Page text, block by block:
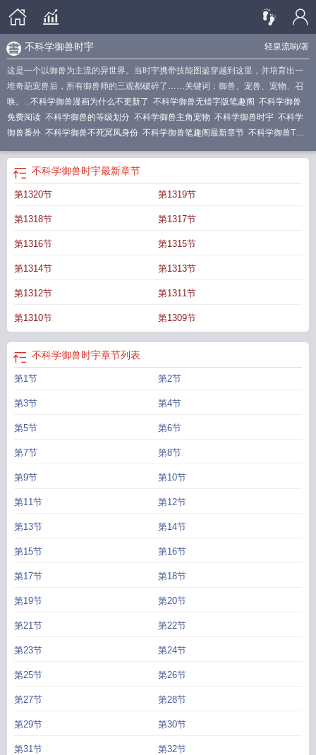
轻泉流响/著
不科学御兽时宇
这是一个以御兽为主流的异世界。当时宇携带技能图鉴穿越到这里，并培育出一
堆奇葩宠兽后，所有御兽师的三观都破碎了……关键词：御兽、宠兽、宠物、召
唤。...不科学御兽漫画为什么不更新了 不科学御兽无错字版笔趣阁 不科学御兽
免费阅读 不科学御兽的等级划分 不科学御兽主角宠物 不科学御兽时宇 不科学
御兽番外 不科学御兽不死冥凤身份 不科学御兽笔趣阁最新章节 不科学御兽TXT
不科学御兽无错字 不科学御兽女主
会 不科学御兽男主老婆
老婆不科学御兽境界等级划分 不科学御兽好看吗
坏不科学御兽图片 不科学御兽女主有几个 不科学御兽百度百科女主
兽txt不科学御兽完结了吗 不科学御兽怎么样不科学御兽几个女主
TXT免费 不科学御兽后记章节 不科学御兽有没有女主
不科学御兽时宇最新章节
第1320节 第1319节
第1318节 第1317节
第1316节 第1315节
第1314节 第1313节
第1312节 第1311节
第1310节 第1309节
不科学御兽时宇章节列表
第1节 第2节
第3节 第4节
第5节 第6节
第7节 第8节
第9节 第10节
第11节 第12节
第13节 第14节
第15节 第16节
第17节 第18节
第19节 第20节
第21节 第22节
第23节 第24节
第25节 第26节
第27节 第28节
第29节 第30节
第31节 第32节